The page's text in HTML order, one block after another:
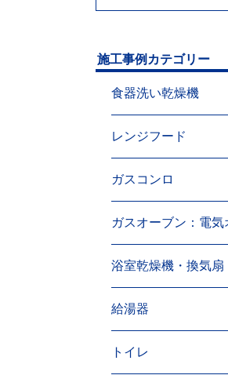
施工事例カテゴリー
食器洗い乾燥機
レンジフード
ガスコンロ
ガスオーブン：電気
浴室乾燥機・換気扇
給湯器
トイレ